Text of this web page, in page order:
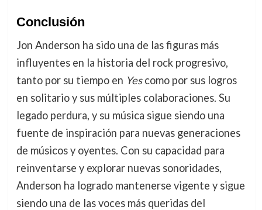
Conclusión
Jon Anderson ha sido una de las figuras más
influyentes en la historia del rock progresivo,
tanto por su tiempo en Yescomo por sus logros
en solitario y sus múltiples colaboraciones. Su
legado perdura, y su música sigue siendo una
fuente de inspiración para nuevas generaciones
de músicos y oyentes. Con su capacidad para
reinventarse y explorar nuevas sonoridades,
Anderson ha logrado mantenerse vigente y sigue
siendo una de las voces más queridas del